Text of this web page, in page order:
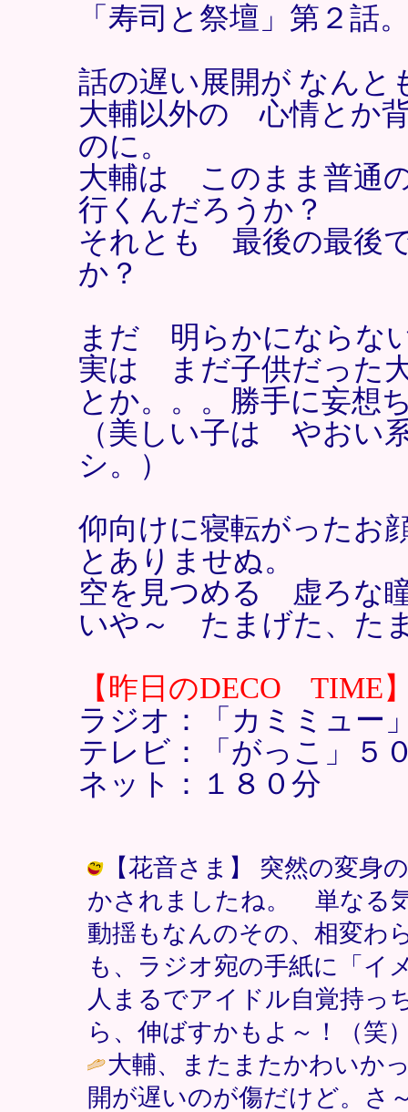
「寿司と祭壇」第２話
話の遅い展開が なん
大輔以外の 心情とか
のに。
大輔は このまま普通
行くんだろうか？
それとも 最後の最後
か？
まだ 明らかにならな
実は まだ子供だった
とか。。。勝手に妄想
（美しい子は やおい
シ。）
仰向けに寝転がったお
とありませぬ。
空を見つめる 虚ろな
いや～ たまげた、た
【昨日のDECO TIME
ラジオ：「カミミュー
テレビ：「がっこ」５
ネット：１８０分
【花音さま】 突然の変身
かされましたね。 単なる
動揺もなんのその、相変
も、ラジオ宛の手紙に「イ
人まるでアイドル自覚持
ら、伸ばすかもよ～！（笑
大輔、またまたかわいか
開が遅いのが傷だけど。さ